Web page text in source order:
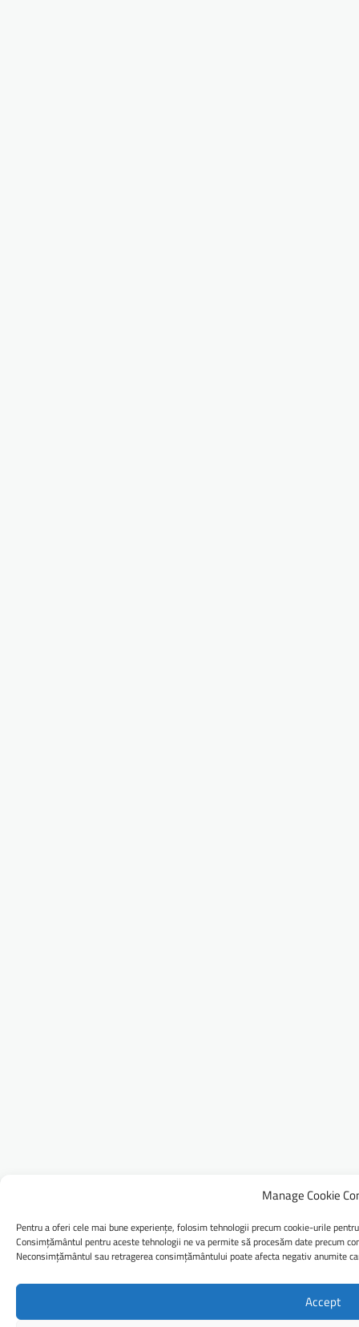
Manage Cookie
Pentru a oferi cele mai bune experiențe, folosim tehnologii precum cookie-urile
Consimțământul pentru aceste tehnologii ne va permite să procesăm date precum
Neconsimțământul sau retragerea consimțământului poate afecta negativ anumite
Accept